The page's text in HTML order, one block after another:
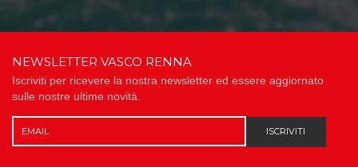
NEWSLETTER VASCO RENNA
Iscriviti per ricevere la nostra newsletter ed essere aggiornato
sulle nostre ultime novità.
ISCRIVITI